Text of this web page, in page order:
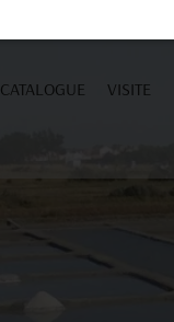
CATALOGUE VISITE